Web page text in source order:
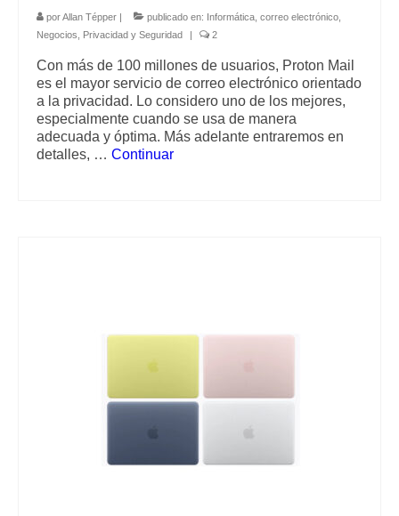
porAllan Tépper publicado en: Informática correo electrónico
Negocios
Privacidad y Seguridad 2
Con más de 100 millones de usuarios, Proton Mail
es el mayor servicio de correo electrónico orientado
a la privacidad. Lo considero uno de los mejores,
especialmente cuando se usa de manera
adecuada y óptima. Más adelante entraremos en
detalles, … Continuar